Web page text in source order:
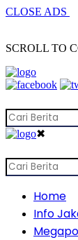
CLOSE ADS
SCROLL TO
✖
Home
Info